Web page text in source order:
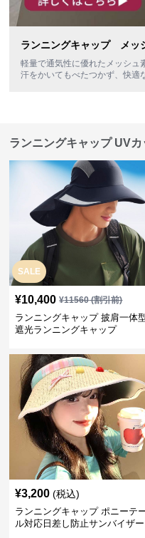
ランニングキャップ メッ
軽量で通気性に優れたメッシュ
汗をかいてもべたつかず、快適
ランニングキャップ UVカ
SALE
¥10,400 ¥11560(割引前)
ランニングキャップ 披肩一体
遮光ランニングキャップ
¥3,200 (税込)
ランニングキャップ ポニーテ
ル対応日差し防止サンバイザー